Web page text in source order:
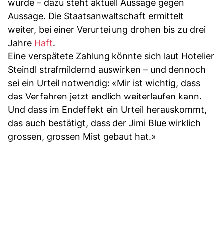
wurde – dazu steht aktuell Aussage gegen
Aussage. Die Staatsanwaltschaft ermittelt
weiter, bei einer Verurteilung drohen bis zu drei
Jahre Haft.
Eine verspätete Zahlung könnte sich laut Hotelier
Steindl strafmildernd auswirken – und dennoch
sei ein Urteil notwendig: «Mir ist wichtig, dass
das Verfahren jetzt endlich weiterlaufen kann.
Und dass im Endeffekt ein Urteil herauskommt,
das auch bestätigt, dass der Jimi Blue wirklich
grossen, grossen Mist gebaut hat.»